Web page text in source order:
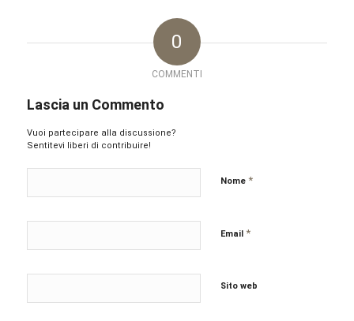
0
COMMENTI
Lascia un Commento
Vuoi partecipare alla discussione?
Sentitevi liberi di contribuire!
Nome *
Email *
Sito web